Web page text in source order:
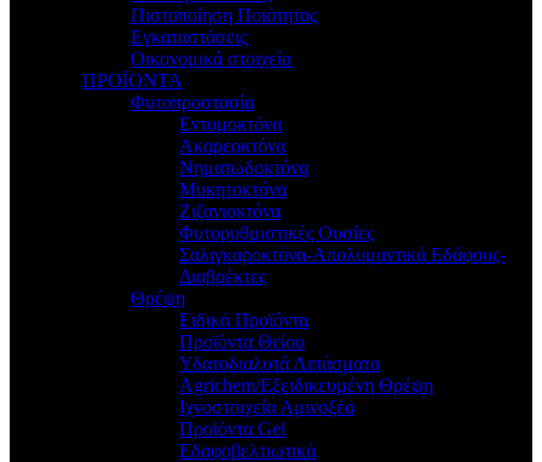
Πιστοποίηση Ποιότητας
Εγκαταστάσεις
Οικονομικά στοιχεία
ΠΡΟΪΟΝΤΑ
Φυτοπροστασία
Εντομοκτόνα
Ακαρεοκτόνα
Νηματωδοκτόνα
Μυκητοκτόνα
Ζιζανιοκτόνα
Φυτορυθμιστικές Ουσίες
Σαλιγκαροκτόνα-Απολυμαντικά Εδάφους-
Διαβρέκτες
Θρέψη
Ειδικά Προϊόντα
Προϊόντα Θείου
Υδατοδιαλυτά Λιπάσματα
Agrichem/Εξειδικευμένη Θρέψη
Ιχνοστοιχεία Αμινοξέα
Προϊόντα Gel
Εδαφοβελτιωτικά